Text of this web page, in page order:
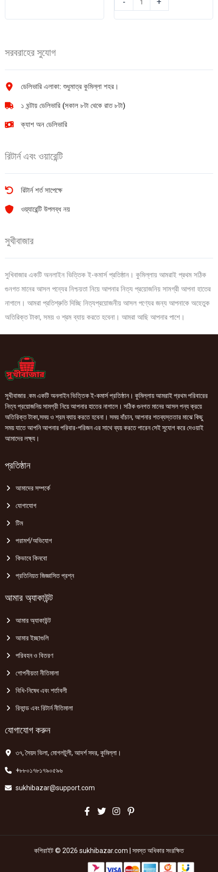
রিফ্রেশিং
50ml
লিপ
বাম
সরবরাহের সুযোগ
ডেলিভারি এলাকা: শুধুমাত্র কুমিল্লা শহর।
১ ঘন্টায় ডেলিভারি (সকাল ৮টা থেকে রাত ৮টা)
ক্যাশ অন ডেলিভারি
রিটার্ন এবং ওয়ারেন্টি
রিটার্ন শর্ত সাপেক্ষে
ওয়্যারেন্টি উপলব্ধ নয়
সুখীবাজার
সুখিবাজার একটি অনলাইন ভিত্তিক ই-কমার্স প্রতিষ্ঠান। কুমিল্লায় আমরাই প্রথম সঠিক
গুনগত মানের আসল পন্যের নিশ্চয়তা নিয়ে আপনার নিত্য প্রয়োজনিয় সামগ্রী আপনা হাতের
নাগালে। আমরা প্রতিশ্রুতি দিচ্ছি নিত্যপ্রয়োজনীয় আসল পণ্যের জন্য আপনাকে অহেতুক
অতিরিক্ত টাকা, সময় ও শ্রম ব্যায় করতে হবেনা। আমরা আছি আপনার পাশে।
সুখীবাজার .কম একটি অনলাইন ভিত্তিক ই-কমার্স প্রতিষ্ঠান। কুমিল্লায় আমরাই প্রথম পরিবারের
নিত্য প্রয়োজনিয় সামগ্রী নিয়ে আপনার হাতের নাগালে। সঠিক গুনগত মানের আসল পন্য ক্রয়ে
অতিরিক্ত টাকা,সময় ও শ্রম ব্যায় করতে হবেনা। সময় বাঁচান, আপনার শতব্যস্ততার মাঝে কিছু
সময় যাতে আপনি আপনার পরিবার-পরিজন এর সাথে ব্যয় করতে পারেন সেই সুযোগ করে দেওয়াই
আমাদের লক্ষ্য।
প্রতিষ্ঠান
আমাদের সম্পর্কে
যোগাযোগ
টিম
পরামর্শ/অভিযোগ
কিভাবে কিনবো
প্রতিনিয়ত জিজ্ঞাসিত প্রশ্ন
আমার অ্যাকাউন্ট
আমার অ্যাকাউন্ট
আমার ইচ্ছাগুলি
পরিবহন ও বিতরণ
গোপনীয়তা নীতিমালা
বিধি-নিষেধ এবং শর্তাবলী
রিফান্ড এবং রিটার্ন নীতিমালা
যোগাযোগ করুন
৩৭, সৈয়দ ভিলা, মোগলটুলী, আদর্শ সদর, কুমিল্লা।
+৮৮০১৭৮১৭৯০৫৯৬
sukhibazar@support.com
কপিরাইট © 2026 sukhibazar.com | সমস্ত অধিকার সংরক্ষিত